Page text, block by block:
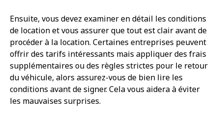
Ensuite, vous devez examiner en détail les conditions
de location et vous assurer que tout est clair avant de
procéder à la location. Certaines entreprises peuvent
offrir des tarifs intéressants mais appliquer des frais
supplémentaires ou des règles strictes pour le retour
du véhicule, alors assurez-vous de bien lire les
conditions avant de signer. Cela vous aidera à éviter
les mauvaises surprises.